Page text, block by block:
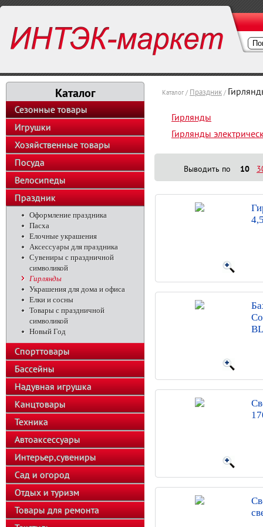
Каталог
Сезонные товары
Игрушки
Хозяйственные товары
Посуда
Велосипеды
Праздник
Оформление праздника
Пасха
Елочные украшения
Аксессуары для праздника
Сувениры с праздничной
символикой
Гирлянды
Украшения для дома и офиса
Елки и сосны
Товары с праздничной
символикой
Новый Год
Спорттовары
Бассейны
Надувная игрушка
Канцтовары
Техника
Автоаксессуары
Интерьер,сувениры
Сад и огород
Отдых и туризм
Товары для ремонта
Каталог / Праздник /
Гирлянды
Гирлянды
Выводить по 10